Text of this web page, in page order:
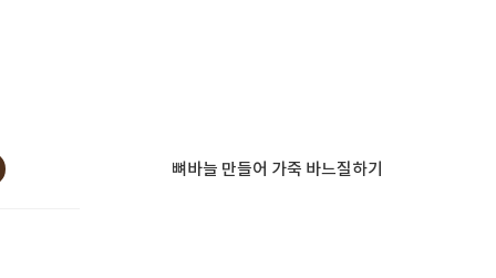
뼈바늘 만들어 가죽 바느질하기